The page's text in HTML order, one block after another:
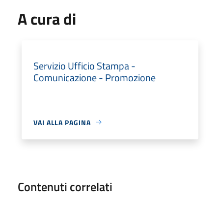
A cura di
Servizio Ufficio Stampa -
Comunicazione - Promozione
VAI ALLA PAGINA
Contenuti correlati